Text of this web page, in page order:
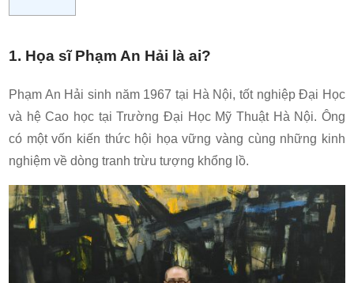
1. Họa sĩ Phạm An Hải là ai?
Phạm An Hải sinh năm 1967 tại Hà Nội, tốt nghiệp Đại Học
và hệ Cao học tại Trường Đại Học Mỹ Thuật Hà Nội. Ông
có một vốn kiến thức hội họa vững vàng cùng những kinh
nghiệm về dòng tranh trừu tượng khổng lồ.